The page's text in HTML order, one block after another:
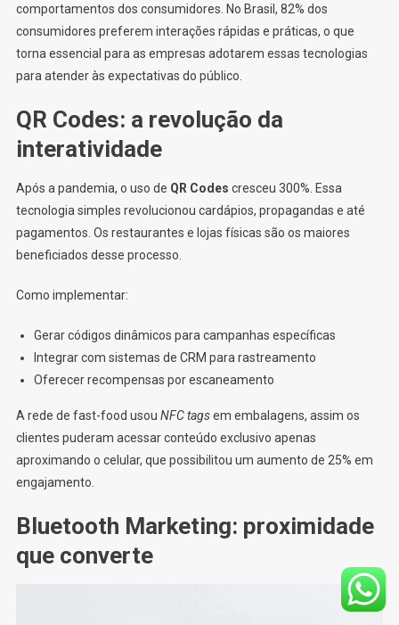
comportamentos dos consumidores. No Brasil, 82% dos
consumidores preferem interações rápidas e práticas, o que
torna essencial para as empresas adotarem essas tecnologias
para atender às expectativas do público.
QR Codes: a revolução da
interatividade
Após a pandemia, o uso de QR Codes cresceu 300%. Essa
tecnologia simples revolucionou cardápios, propagandas e até
pagamentos. Os restaurantes e lojas físicas são os maiores
beneficiados desse processo.
Como implementar:
Gerar códigos dinâmicos para campanhas específicas
Integrar com sistemas de CRM para rastreamento
Oferecer recompensas por escaneamento
A rede de fast-food usou NFC tagsem embalagens, assim os
clientes puderam acessar conteúdo exclusivo apenas
aproximando o celular, que possibilitou um aumento de 25% em
engajamento.
Bluetooth Marketing: proximidade
que converte